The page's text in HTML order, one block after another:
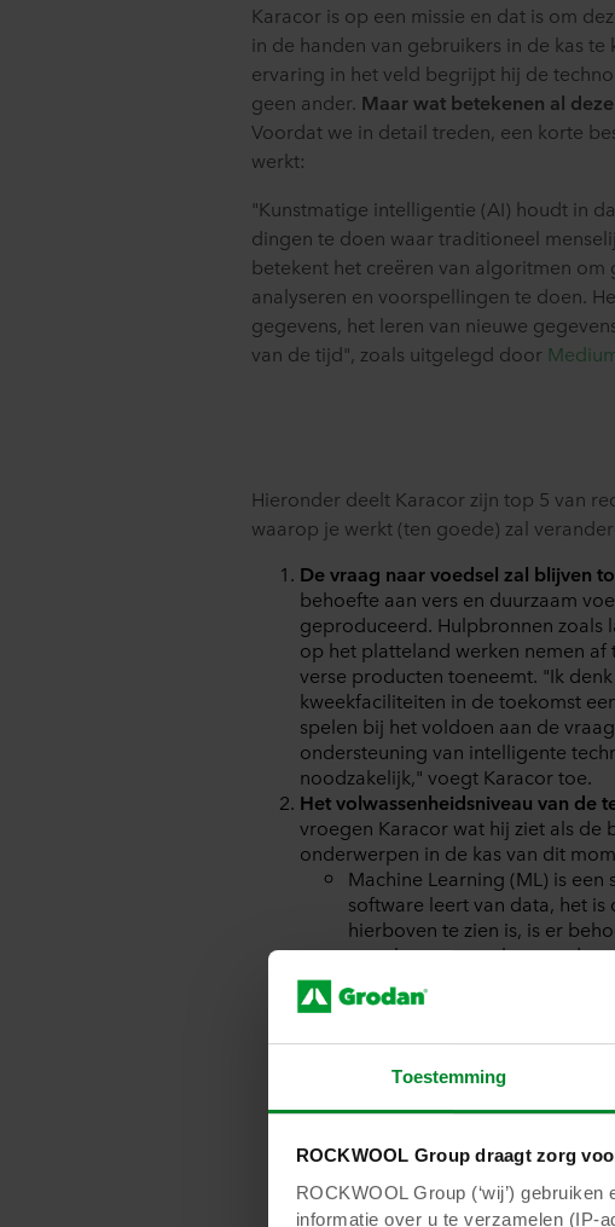
Toestemming
ROCKWOOL Group draagt zorg
ROCKWOOL Group (‘wij’)
informatie over u te verzamelen (IP-
Karacor is op een missie en dat is om
in de handen van gebruikers in de kas
ervaring in het veld begrijpt hij de
geen ander. Maar wat betekenen al
Voordat we in detail treden, een korte
werkt:
"Kunstmatige intelligentie (AI) houdt in
dingen te doen waar traditioneel
betekent het creëren van algoritmen om
analyseren en voorspellingen te doen.
gegevens, het leren van nieuwe
van de tijd", zoals uitgelegd door
Hieronder deelt Karacor zijn top 5 van
waarop je werkt (ten goede) zal
De vraag naar voedsel zal blijven
behoefte aan vers en duurzaam
geproduceerd. Hulpbronnen zoals
op het platteland werken nemen
verse producten toeneemt. "Ik
kweekfaciliteiten in de toekomst
spelen bij het voldoen aan de
ondersteuning van intelligente
noodzakelijk," voegt Karacor toe.
Het volwassenheidsniveau van de
vroegen Karacor wat hij ziet als de
onderwerpen in de kas van dit
Machine Learning (ML) is
software leert van data, het
hierboven te zien is, is er
voor het verzamelen van
machines in staat om te
gemakkelijker dan
Robots zijn autonome of
gevaarlijk zijn.
Edge-AI: Terwijl algemene
worden uitgevoerd op een